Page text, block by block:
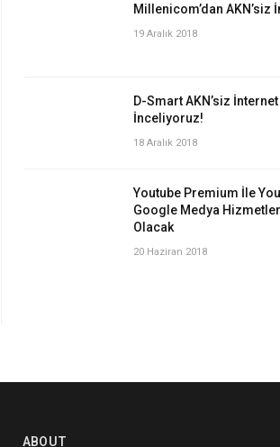
Millenicom’dan AKN’siz
19 Aralık 2018
D-Smart AKN’siz
İnceliyoruz!
18 Aralık 2018
Youtube Premium İle
Google Medya
Olacak
20 Haziran 2018
ABOUT